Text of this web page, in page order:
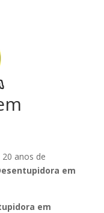
anos de
em
em